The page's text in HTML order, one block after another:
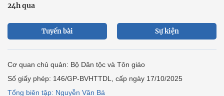
24h qua
Tuyến bài Sự kiện
Cơ quan chủ quản: Bộ Dân tộc và Tôn giáo
Số giấy phép: 146/GP-BVHTTDL, cấp ngày 17/10/2025
Tổng biên tập: Nguyễn Văn Bá